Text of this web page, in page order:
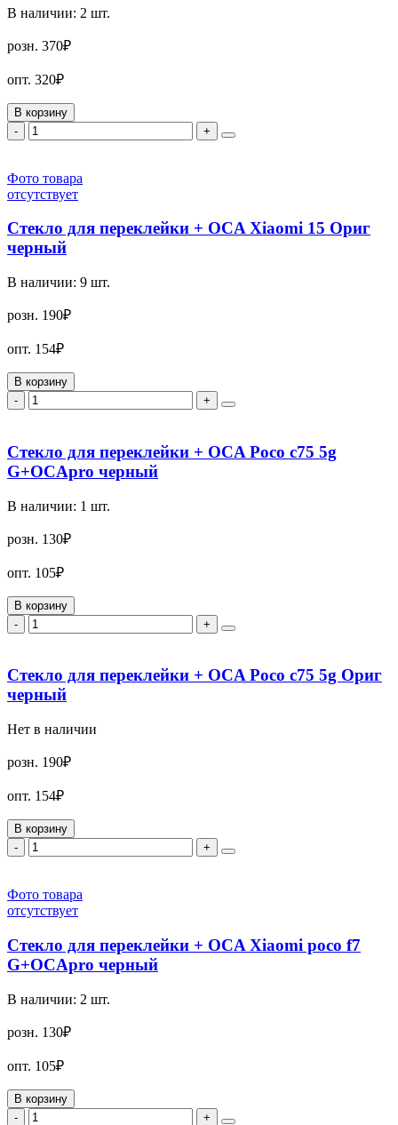
В наличии: 2 шт.
розн. 370₽
опт. 320₽
В корзину
-
+
Фото товара
отсутствует
Стекло для переклейки + OCA Xiaomi 15 Ориг
черный
В наличии: 9 шт.
розн. 190₽
опт. 154₽
В корзину
-
+
Стекло для переклейки + OCA Poco c75 5g
G+OCApro черный
В наличии: 1 шт.
розн. 130₽
опт. 105₽
В корзину
-
+
Стекло для переклейки + OCA Poco c75 5g Ориг
черный
Нет в наличии
розн. 190₽
опт. 154₽
В корзину
-
+
Фото товара
отсутствует
Стекло для переклейки + OCA Xiaomi poco f7
G+OCApro черный
В наличии: 2 шт.
розн. 130₽
опт. 105₽
В корзину
-
+